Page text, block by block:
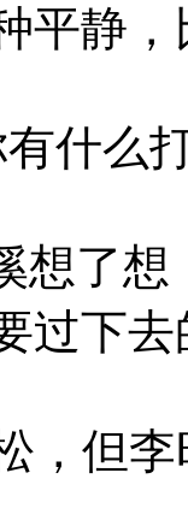
平静
么打
想了想
过下
，但李